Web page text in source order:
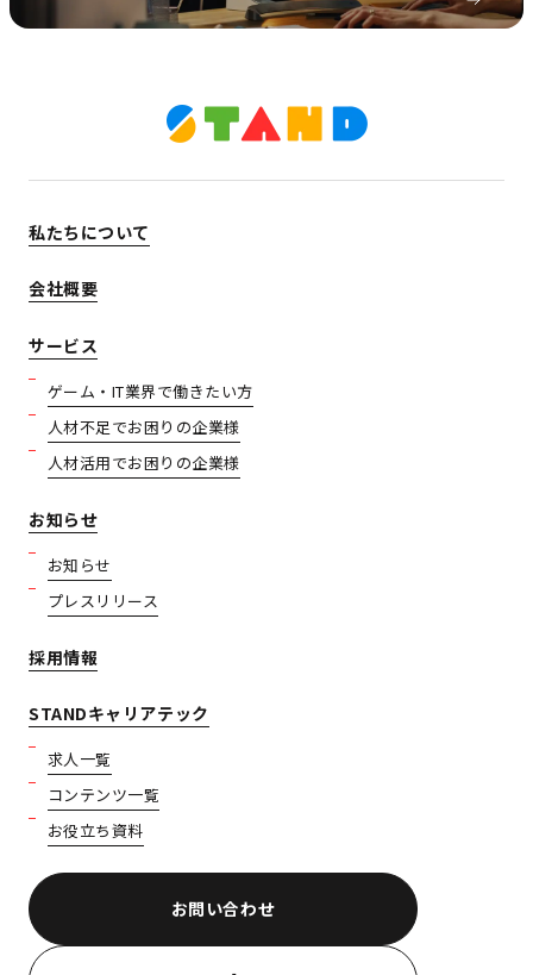
私たちについて
会社概要
サービス
ゲーム・IT業界で働きたい方
人材不足でお困りの企業様
人材活用でお困りの企業様
お知らせ
お知らせ
プレスリリース
採用情報
STANDキャリアテック
求人一覧
コンテンツ一覧
お役立ち資料
お問い合わせ